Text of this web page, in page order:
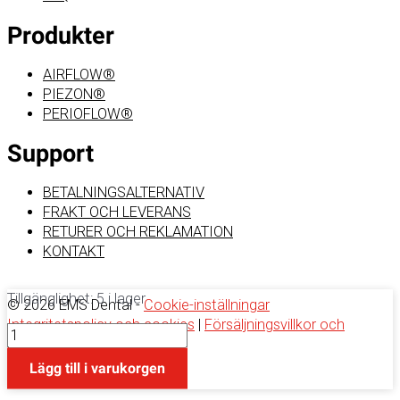
Produkter
AIRFLOW®
PIEZON®
PERIOFLOW®
Support
BETALNINGSALTERNATIV
FRAKT OCH LEVERANS
RETURER OCH REKLAMATION
KONTAKT
© 2026 EMS Dental -Cookie-inställningar
Integritetspolicy och cookies
Försäljningsvillkor och
bestämmelser
Tillgänglighet: 5 i lager
O-
ring
AIRFLOW
Lägg till i varukorgen